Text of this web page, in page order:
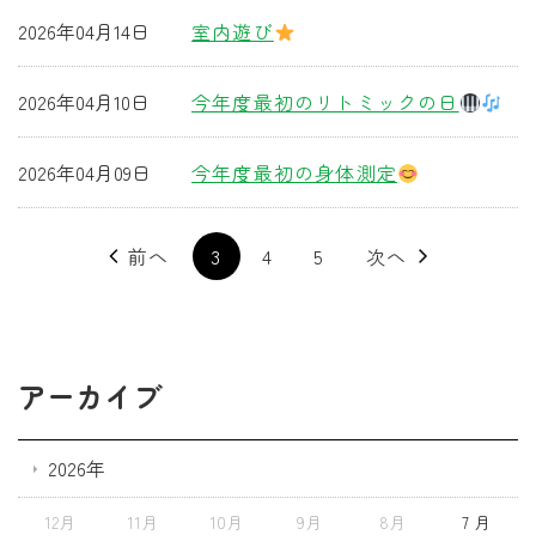
室内遊び
2026年04月14日
今年度最初のリトミックの日
2026年04月10日
今年度最初の身体測定
2026年04月09日
前へ 3 4 5 次へ
アーカイブ
2026年
12月 11月 10月 9月 8月 7 月